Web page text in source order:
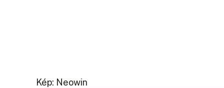
Kép: Neowin